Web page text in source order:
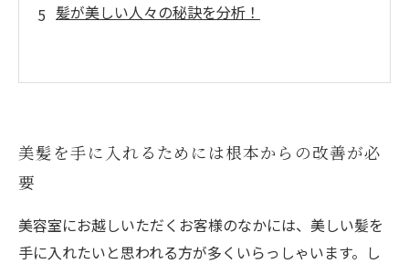
髪が美しい人々の秘訣を分析！
美髪を手に入れるためには根本からの改善が必
要
美容室にお越しいただくお客様のなかには、美しい髪を
手に入れたいと思われる方が多くいらっしゃいます。し